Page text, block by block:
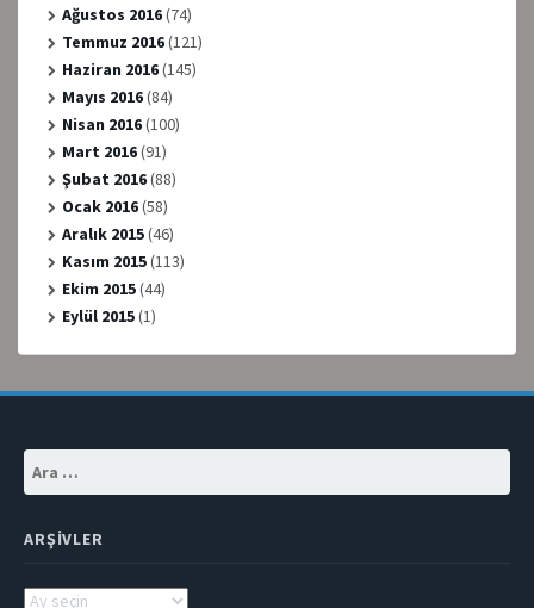
Ağustos 2016(74)
Temmuz 2016(121)
Haziran 2016(145)
Mayıs 2016(84)
Nisan 2016(100)
Mart 2016(91)
Şubat 2016(88)
Ocak 2016(58)
Aralık 2015(46)
Kasım 2015(113)
Ekim 2015(44)
Eylül 2015(1)
ARŞIVLER
Arşivler